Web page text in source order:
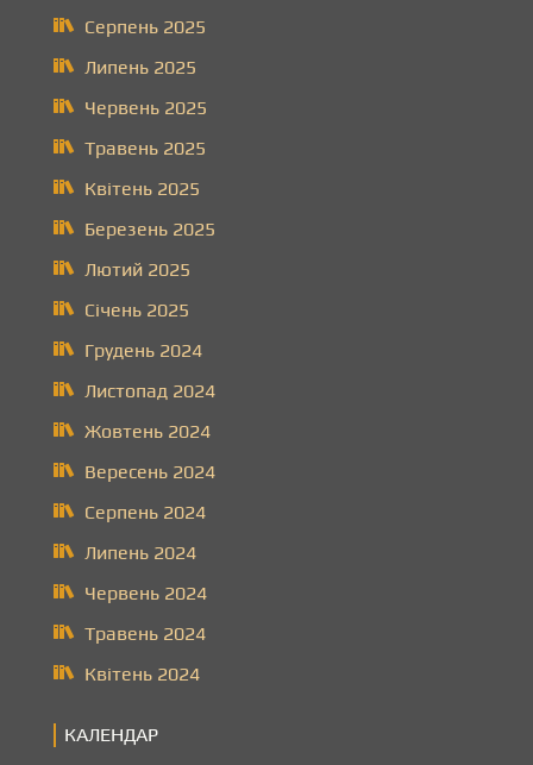
Серпень 2025
Липень 2025
Червень 2025
Травень 2025
Квітень 2025
Березень 2025
Лютий 2025
Січень 2025
Грудень 2024
Листопад 2024
Жовтень 2024
Вересень 2024
Серпень 2024
Липень 2024
Червень 2024
Травень 2024
Квітень 2024
КАЛЕНДАР